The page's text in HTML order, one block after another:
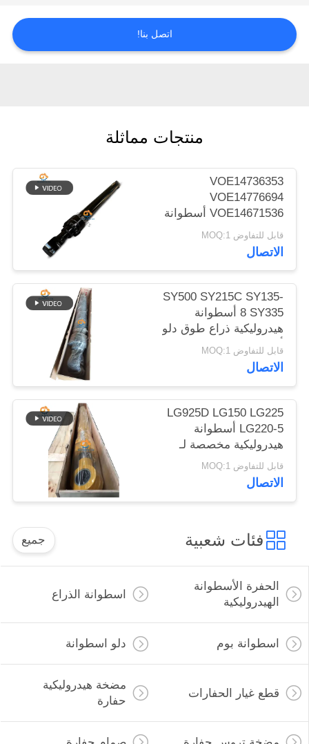
أخبار
سياسة
الخصوصية
اتصل بنا!
منتجات مماثلة
VOE14736353
VOE14776694
VOE14671536 أسطوانة
هيدروليكية بقاء الذراع لـ
EC480D EC480E
EC750E
قابل للتفاوض MOQ:1
الاتصال
SY500 SY215C SY135-
8 SY335 أسطوانة
هيدروليكية ذراع طوق دلو
أسطوانة على الحفرة
قابل للتفاوض MOQ:1
الاتصال
LG925D LG150 LG225
LG220-5 أسطوانة
هيدروليكية مخصصة لـ
Liugong Excavator
قابل للتفاوض MOQ:1
الاتصال
فئات شعبية جميع
الحفرة الأسطوانة
الهيدروليكية
اسطوانة الذراع
اسطوانة بوم دلو اسطوانة
قطع غيار الحفارات
مضخة هيدروليكية
حفارة